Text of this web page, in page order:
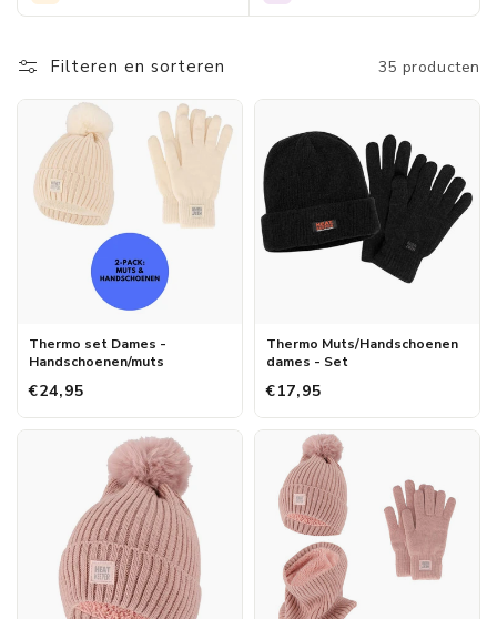
Filteren en sorteren 35 producten
Thermo set Dames -
Handschoenen/muts
€24,95
Thermo Muts/Handschoenen
dames - Set
€17,95